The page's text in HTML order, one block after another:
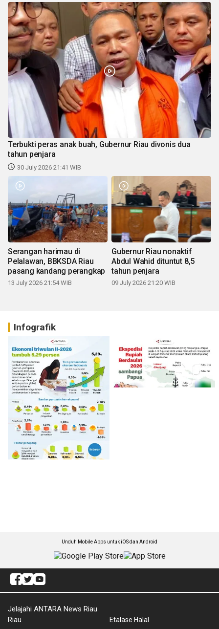
Terbukti peras anak buah, Gubernur Riau divonis dua
tahun penjara
30 July 2026 21:41 WIB
Serangan harimau di
Pelalawan, BBKSDA Riau
pasang kandang perangkap
13 July 2026 21:54 WIB
Gubernur Riau nonaktif
Abdul Wahid dituntut 8,5
tahun penjara
09 July 2026 21:20 WIB
Infografik
Unduh Mobile Apps untuk iOS dan Android
Jelajahi ANTARA News Riau
Riau
Etalase Halal